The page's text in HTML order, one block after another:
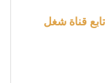
قناة شغل